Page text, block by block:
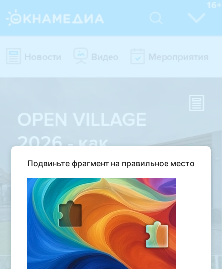
Подвиньте фрагмент на правильное место